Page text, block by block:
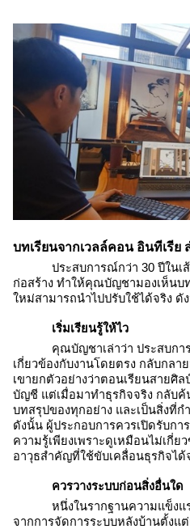
บทเรียนจากเวลล์คอน อินทีเรีย
ประสบการณ์กว่า 30 ปีในเ
ก่อสร้าง ทำให้คุณบัญชามองเห็นบ
ใหม่สามารถนำไปปรับใช้ได้จริง ดั
เริ่มเรียนรู้ให้ไว
คุณบัญชาเล่าว่า ประสบก
เกี่ยวข้องกับงานโดยตรง กลับกลา
เขายกตัวอย่างว่าตอนเรียนสายศิล
บัญชี แต่เมื่อมาทำธุรกิจจริง กลับค้
บทสรุปของทุกอย่าง และเป็นสิ่งที่
ดังนั้น ผู้ประกอบการควรเปิดรับกา
ความรู้เพียงเพราะดูเหมือนไม่เกี่ย
อาวุธสำคัญที่ใช้ขับเคลื่อนธุรกิจได้
ควรวางระบบก่อนสิ่งอื่นใด
หนึ่งในรากฐานความแข็งแ
จากการจัดการระบบหลังบ้านตั้งแ